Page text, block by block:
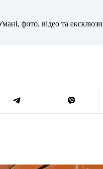
фото, відео та